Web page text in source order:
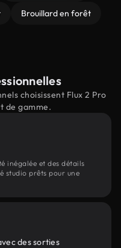
Brouillard en forêt
choisissent Flux 2 Pro
de gamme.
inégalée et des détails
studio prêts pour une
des sorties